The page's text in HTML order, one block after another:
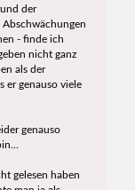
der
Abschwächungen
- finde ich
nicht ganz
als der
er genauso viele
genauso
gelesen haben